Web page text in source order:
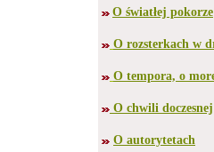
O światłej pokorze
O rozsterkach w
O tempora, o
O chwili doczesnej
O autorytetach